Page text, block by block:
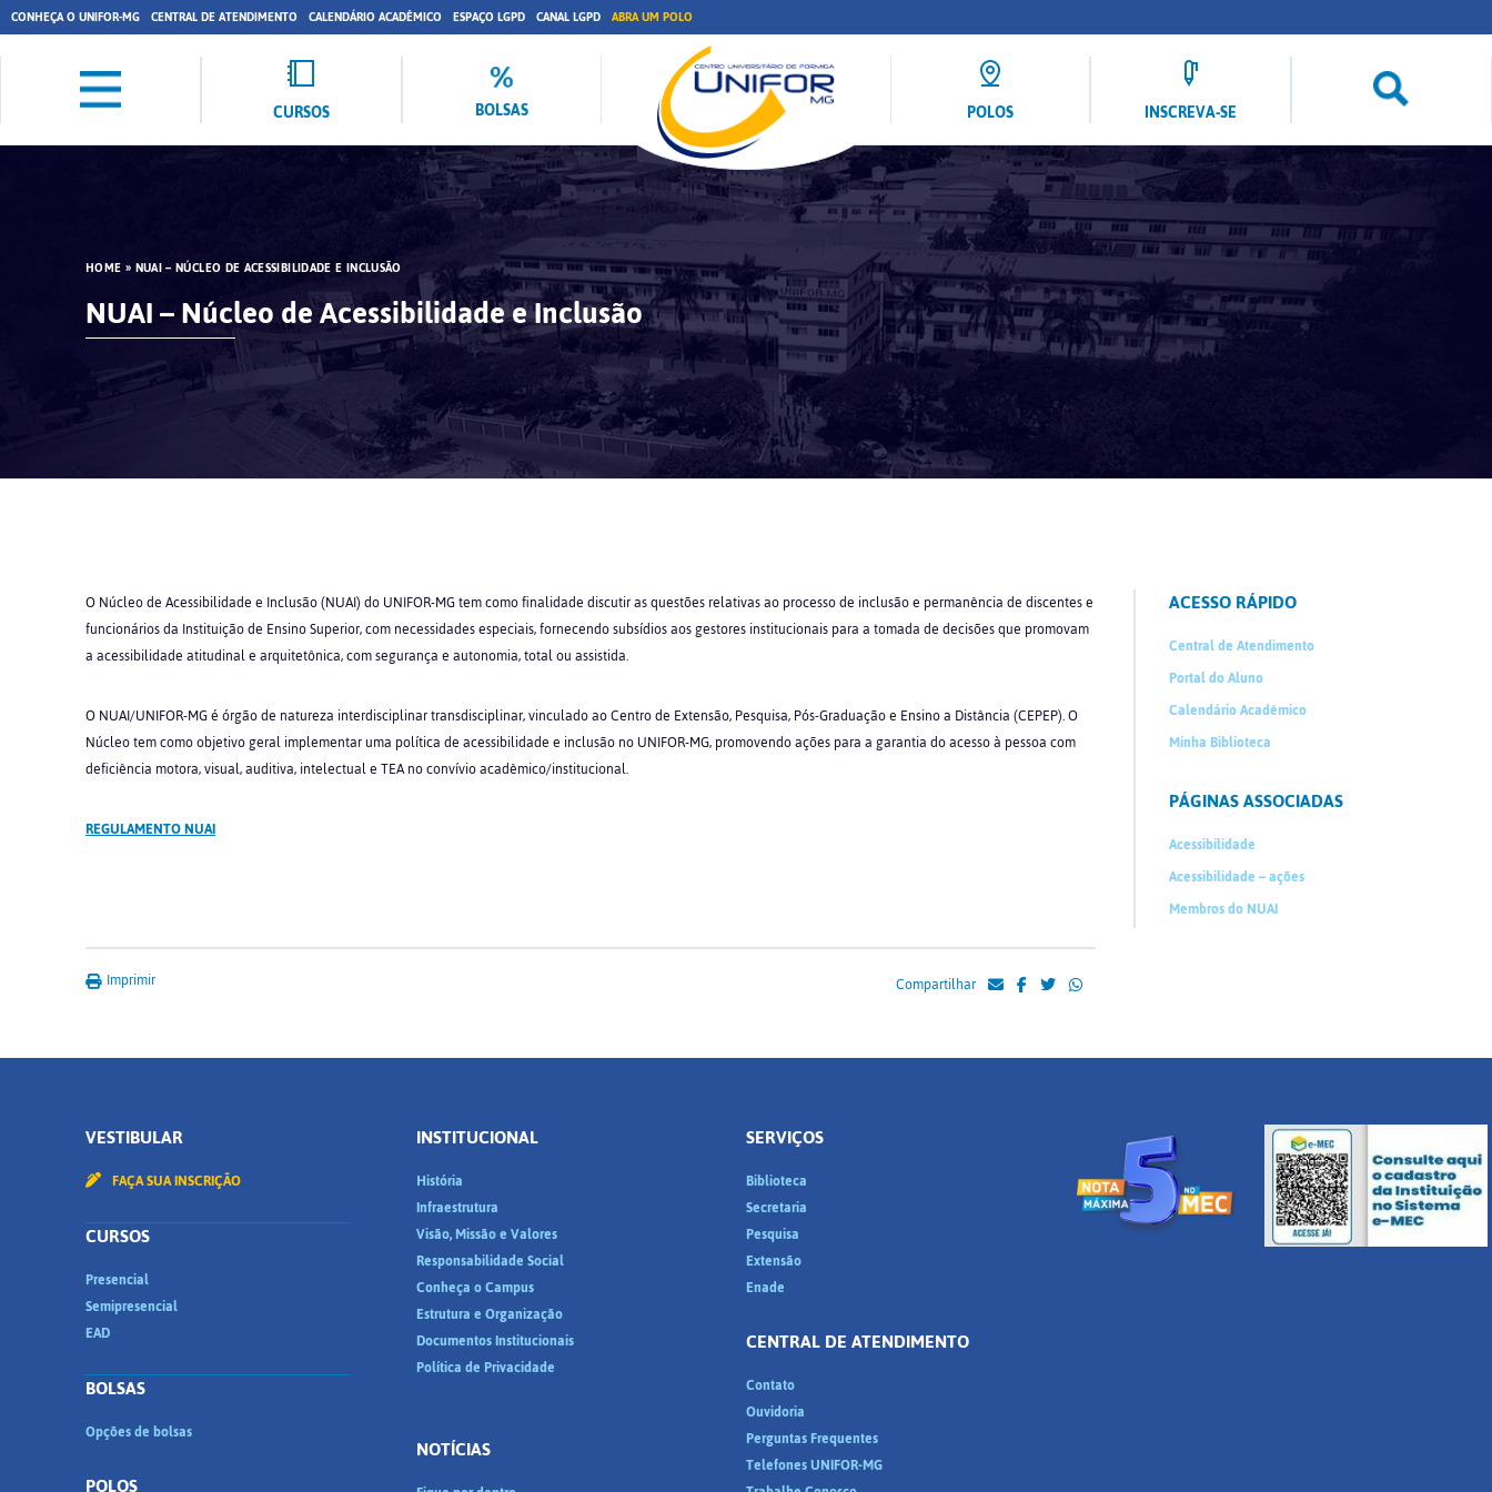
CONHEÇA O UNIFOR-MG CENTRAL DE ATENDIMENTO CALENDÁRIO ACADÊMICO ESPAÇO LGPD CANAL LGPD ABRA UM POLO
CURSOS BOLSAS POLOS INSCREVA-SE
HOME»NUAI – NÚCLEO DE ACESSIBILIDADE E INCLUSÃO
NUAI – Núcleo de Acessibilidade e Inclusão
O Núcleo de Acessibilidade e Inclusão (NUAI) do UNIFOR-MG tem como finalidade discutir as questões relativas ao processo de inclusão e permanência de discentes e
funcionários da Instituição de Ensino Superior, com necessidades especiais, fornecendo subsídios aos gestores institucionais para a tomada de decisões que promovam
a acessibilidade atitudinal e arquitetônica, com segurança e autonomia, total ou assistida.
O NUAI/UNIFOR-MG é órgão de natureza interdisciplinar transdisciplinar, vinculado ao Centro de Extensão, Pesquisa, Pós-Graduação e Ensino a Distância (CEPEP). O
Núcleo tem como objetivo geral implementar uma política de acessibilidade e inclusão no UNIFOR-MG, promovendo ações para a garantia do acesso à pessoa com
deficiência motora, visual, auditiva, intelectual e TEA no convívio acadêmico/institucional.
REGULAMENTO NUAI
Imprimir Compartilhar
ACESSO RÁPIDO
Central de Atendimento
Portal do Aluno
Calendário Acadêmico
Minha Biblioteca
PÁGINAS ASSOCIADAS
Acessibilidade
Acessibilidade – ações
Membros do NUAI
VESTIBULAR
FAÇA SUA INSCRIÇÃO
CURSOS
Presencial
Semipresencial
EAD
BOLSAS
Opções de bolsas
INSTITUCIONAL
História
Infraestrutura
Visão, Missão e Valores
Responsabilidade Social
Conheça o Campus
Estrutura e Organização
Documentos Institucionais
Política de Privacidade
NOTÍCIAS
SERVIÇOS
Biblioteca
Secretaria
Pesquisa
Extensão
Enade
CENTRAL DE ATENDIMENTO
Contato
Ouvidoria
Perguntas Frequentes
Telefones UNIFOR-MG